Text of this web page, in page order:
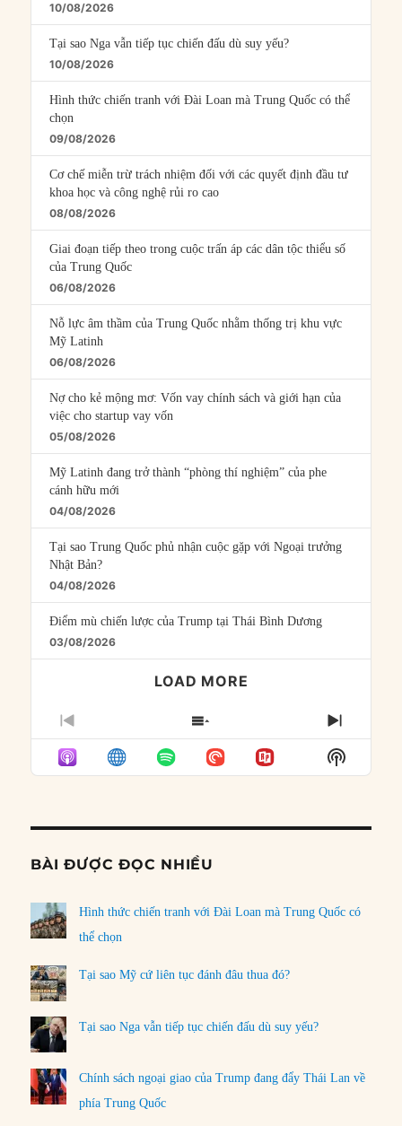
10/08/2026
Tại sao Nga vẫn tiếp tục chiến đấu dù suy yếu?
10/08/2026
Hình thức chiến tranh với Đài Loan mà Trung Quốc có thể
chọn
09/08/2026
Cơ chế miễn trừ trách nhiệm đối với các quyết định đầu tư
khoa học và công nghệ rủi ro cao
08/08/2026
Giai đoạn tiếp theo trong cuộc trấn áp các dân tộc thiểu số
của Trung Quốc
06/08/2026
Nỗ lực âm thầm của Trung Quốc nhằm thống trị khu vực
Mỹ Latinh
06/08/2026
Nợ cho kẻ mộng mơ: Vốn vay chính sách và giới hạn của
việc cho startup vay vốn
05/08/2026
Mỹ Latinh đang trở thành “phòng thí nghiệm” của phe
cánh hữu mới
04/08/2026
Tại sao Trung Quốc phủ nhận cuộc gặp với Ngoại trưởng
Nhật Bản?
04/08/2026
Điểm mù chiến lược của Trump tại Thái Bình Dương
03/08/2026
LOAD MORE
PREVIOUS
EPISODE
SHOW
EPISODES
LIST
NEXT
Show
Podcast
BÀI ĐƯỢC ĐỌC NHIỀU
Hình thức chiến tranh với Đài Loan mà Trung Quốc có
thể chọn
Tại sao Mỹ cứ liên tục đánh đâu thua đó?
Tại sao Nga vẫn tiếp tục chiến đấu dù suy yếu?
Chính sách ngoại giao của Trump đang đẩy Thái Lan về
phía Trung Quốc